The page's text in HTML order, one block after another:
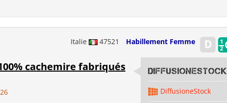
Italie 47521 Habillement Femme
cachemire fabriqués
DiffusioneStock
DiffusioneStock